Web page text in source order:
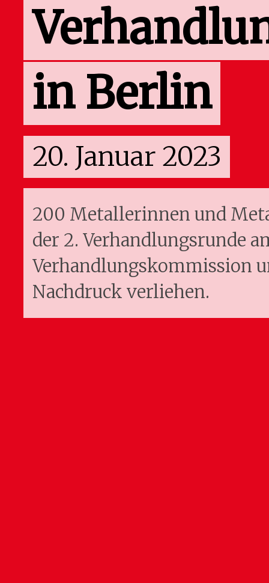
in Berlin
20. Januar 2023
200 Metallerinnen und
der 2. Verhandlungsrunde
Verhandlungskommission
Nachdruck verliehen.